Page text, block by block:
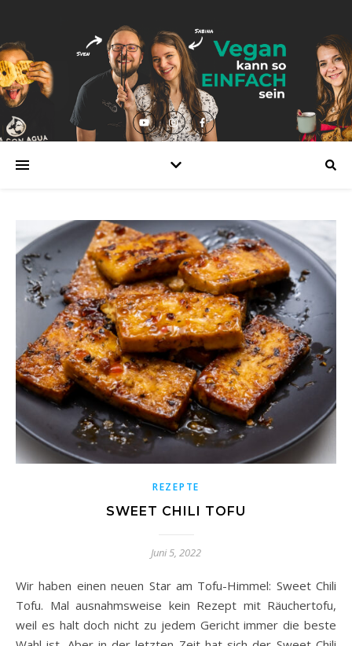
REZEPTE
SWEET CHILI TOFU
Juni 5, 2022
Wir haben einen neuen Star am Tofu-Himmel: Sweet Chili
Tofu. Mal ausnahmsweise kein Rezept mit Räuchertofu,
weil es halt doch nicht zu jedem Gericht immer die beste